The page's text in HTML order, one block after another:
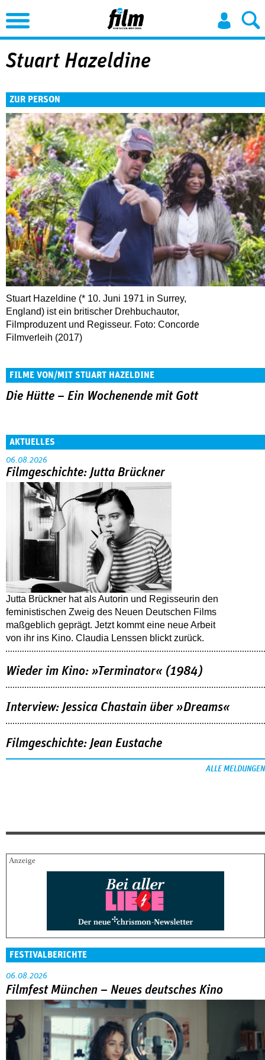
Jump to Navigation
Stuart Hazeldine
ZUR PERSON
Stuart Hazeldine (* 10. Juni 1971 in Surrey,
England) ist ein britischer Drehbuchautor,
Filmproduzent und Regisseur. Foto: Concorde
Filmverleih (2017)
FILME VON/MIT STUART HAZELDINE
Die Hütte – Ein Wochenende mit Gott
AKTUELLES
06.08.2026
Filmgeschichte: Jutta Brückner
Jutta Brückner hat als Autorin und Regisseurin den
feministischen Zweig des Neuen Deutschen Films
maßgeblich geprägt. Jetzt kommt eine neue Arbeit
von ihr ins Kino. Claudia Lenssen blickt zurück.
Wieder im Kino: »Terminator« (1984)
Interview: Jessica Chastain über »Dreams«
Filmgeschichte: Jean Eustache
ALLE MELDUNGEN
FESTIVALBERICHTE
06.08.2026
Filmfest München – Neues deutsches Kino